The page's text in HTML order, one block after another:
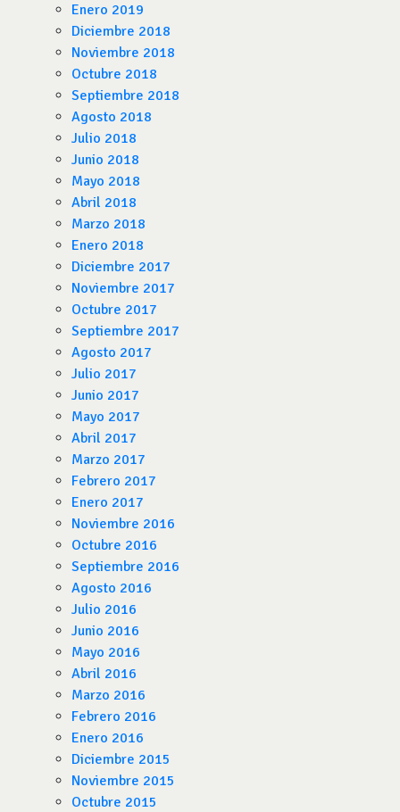
Enero 2019
Diciembre 2018
Noviembre 2018
Octubre 2018
Septiembre 2018
Agosto 2018
Julio 2018
Junio 2018
Mayo 2018
Abril 2018
Marzo 2018
Enero 2018
Diciembre 2017
Noviembre 2017
Octubre 2017
Septiembre 2017
Agosto 2017
Julio 2017
Junio 2017
Mayo 2017
Abril 2017
Marzo 2017
Febrero 2017
Enero 2017
Noviembre 2016
Octubre 2016
Septiembre 2016
Agosto 2016
Julio 2016
Junio 2016
Mayo 2016
Abril 2016
Marzo 2016
Febrero 2016
Enero 2016
Diciembre 2015
Noviembre 2015
Octubre 2015